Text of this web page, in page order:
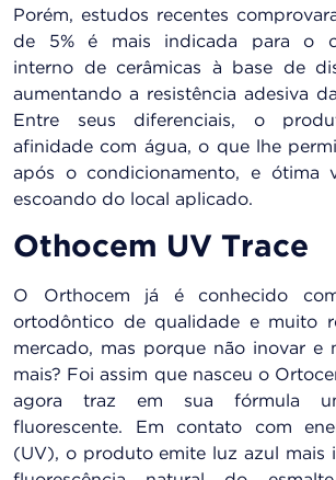
Porém, estudos recentes
de 5% é mais indicada para o
interno de cerâmicas à base de
aumentando a resistência adesiva
Entre seus diferenciais, o
afinidade com água, o que lhe
após o condicionamento, e ótima
escoando do local aplicado.
Othocem UV Trace
O Orthocem já é conhecido
ortodôntico de qualidade e muito
mercado, mas porque não inovar e
mais? Foi assim que nasceu o
agora traz em sua fórmula
fluorescente. Em contato com
(UV), o produto emite luz azul mais